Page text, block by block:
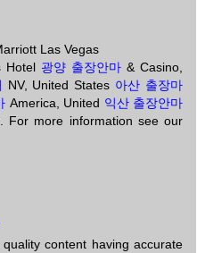
Las Vegas
Hotel 광양 출장안마 & Casino,
NV, United States 아산 출장마
America, United 익산 출장안마
For more information see our
content having accurate